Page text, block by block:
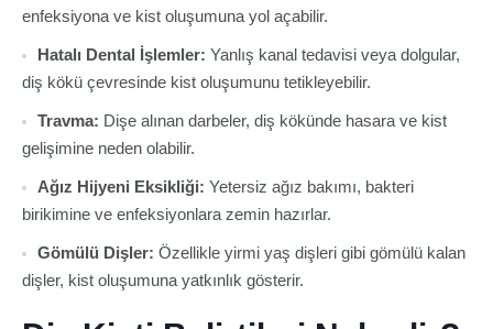
enfeksiyona ve kist oluşumuna yol açabilir.
Hatalı Dental İşlemler: Yanlış kanal tedavisi veya dolgular,
diş kökü çevresinde kist oluşumunu tetikleyebilir.
Travma: Dişe alınan darbeler, diş kökünde hasara ve kist
gelişimine neden olabilir.
Ağız Hijyeni Eksikliği: Yetersiz ağız bakımı, bakteri
birikimine ve enfeksiyonlara zemin hazırlar.
Gömülü Dişler: Özellikle yirmi yaş dişleri gibi gömülü kalan
dişler, kist oluşumuna yatkınlık gösterir.